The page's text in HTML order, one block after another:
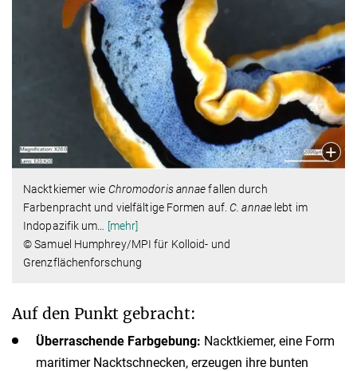
Nacktkiemer wie Chromodorisannaefallen durch
Farbenpracht und vielfältige Formen auf.C. annaelebt im
Indopazifik um
[mehr]
© Samuel Humphrey/MPI für Kolloid- und
Grenzflächenforschung
Auf den Punkt gebracht:
Überraschende Farbgebung: Nacktkiemer, eine Form
maritimer Nacktschnecken, erzeugen ihre bunten